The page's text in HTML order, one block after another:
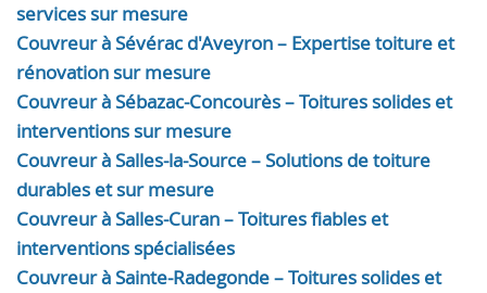
services sur mesure
Couvreur à Sévérac d'Aveyron – Expertise toiture et
rénovation sur mesure
Couvreur à Sébazac-Concourès – Toitures solides et
interventions sur mesure
Couvreur à Salles-la-Source – Solutions de toiture
durables et sur mesure
Couvreur à Salles-Curan – Toitures fiables et
interventions spécialisées
Couvreur à Sainte-Radegonde – Toitures solides et